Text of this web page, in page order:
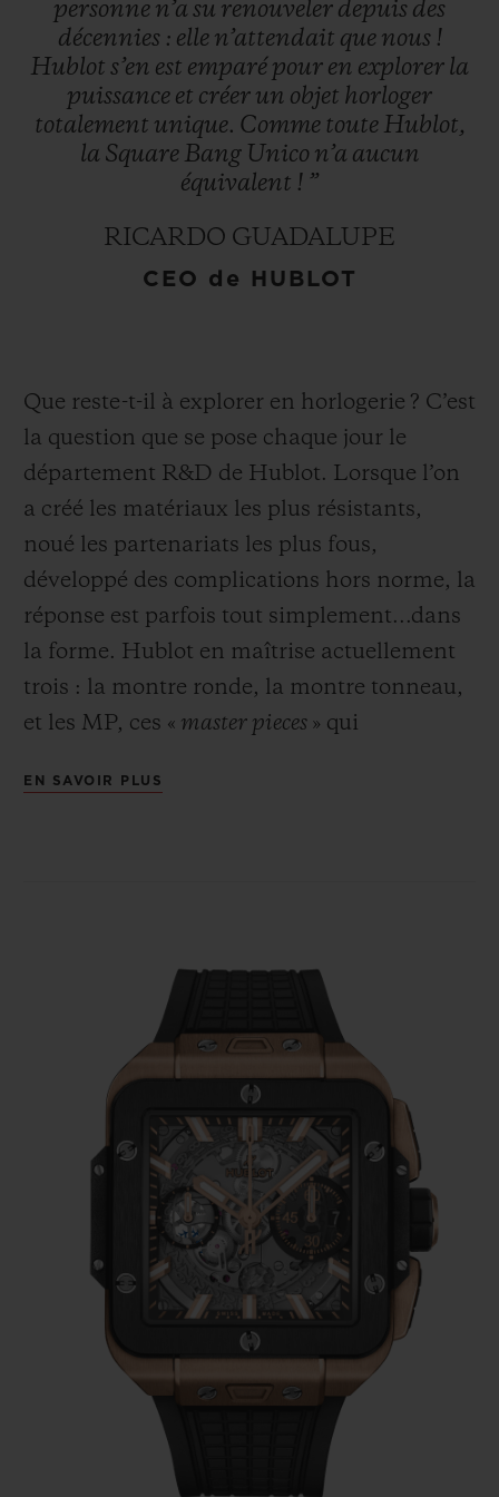
personne n’a su renouveler depuis des
décennies : elle n’attendait que nous !
Hublot s’en est emparé pour en explorer la
puissance et créer un objet horloger
totalement unique. Comme toute Hublot,
la Square Bang Unico n’a aucun
équivalent ! ”
RICARDO GUADALUPE
CEO de HUBLOT
Que reste-t-il à explorer en horlogerie ? C’est
la question que se pose chaque jour le
département R&D de Hublot. Lorsque l’on
a créé les matériaux les plus résistants,
noué les partenariats les plus fous,
développé des complications hors norme, la
réponse est parfois tout simplement...dans
la forme. Hublot en maîtrise actuellement
trois : la montre ronde, la montre tonneau,
et les MP, ces « master pieces » qui
composant de base la roue, impliquant un
mouvement par défaut rond. Implanter
harmonieusement un mouvement rond
dans une boîte carrée représente donc une
figure de style particulière. C’est la raison
pour laquelle la plupart des horlogers
masquent leur mouvement, pour donner
l’illusion d’utiliser un mouvement de forme,
ou faute d’avoir su trouver une esthétique
cohérente.
Hublot a pris le parti radicalement opposé :
la Manufacture ne cache rien de son
mouvement maison Unico, fierté des
horlogers de Nyon et cœur battant de la
EN SAVOIR PLUS